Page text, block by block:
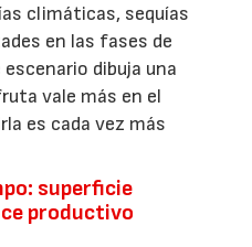
climáticas, sequías
en las fases de
dibuja una
vale más en el
es cada vez más
superficie
productivo